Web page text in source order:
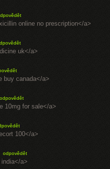
online no prescription</a>
uk</a>
buy canada</a>
odpovědět
10mg for sale</a>
100</a>
odpovědět
a>